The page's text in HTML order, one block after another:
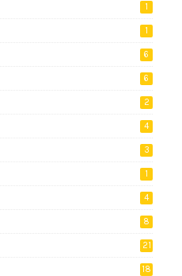
1
1
6
6
2
4
3
1
4
8
21
18